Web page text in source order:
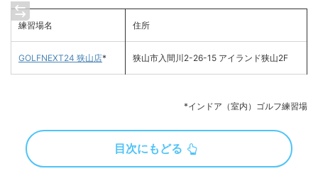
練習場名 住所
GOLFNEXT24 狭山店* 狭山市入間川2-26-15 アイランド狭山2F
*インドア（室内）ゴルフ練習場
目次にもどる